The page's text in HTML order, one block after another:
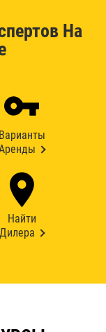
На
Варианты
Найти
Дилера